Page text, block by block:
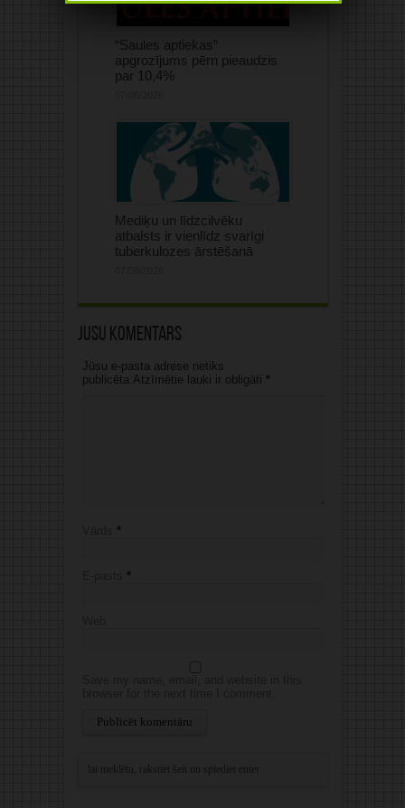
“Saules aptiekas”
apgrozījums pērn pieaudzis
par 10,4%
Mediķu un līdzcilvēku
atbalsts ir vienlīdz svarīgi
tuberkulozes ārstēšanā
Jūsu komentārs
Jūsu e-pasta adrese netiks
publicēta.Atzīmētie lauki ir obligāti *
*
*